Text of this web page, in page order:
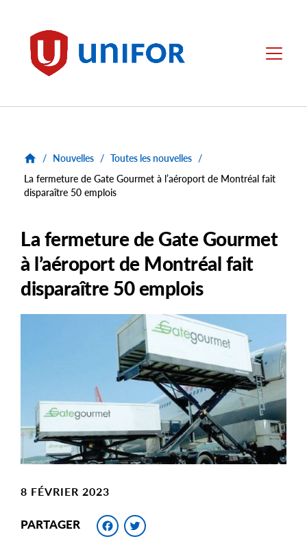
Unifor Menu
/ Nouvelles / Toutes les nouvelles /
La fermeture de Gate Gourmet à l’aéroport de Montréal fait
disparaître 50 emplois
La fermeture de Gate Gourmet
à l’aéroport de Montréal fait
disparaître 50 emplois
8 FÉVRIER 2023
PARTAGER Facebook